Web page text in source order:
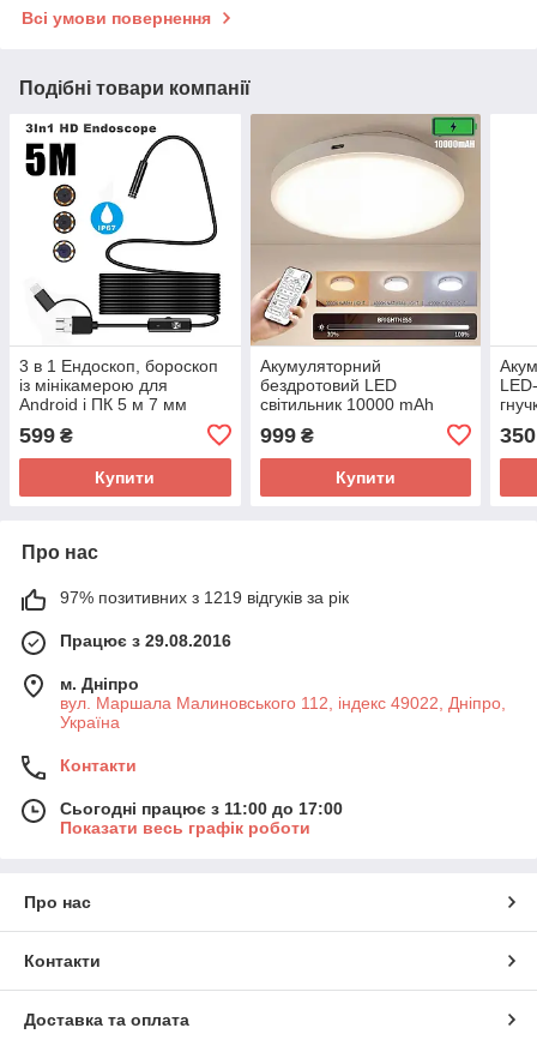
Всі умови повернення
Подібні товари компанії
3 в 1 Ендоскоп, бороскоп
із мінікамерою для
Android і ПК 5 м 7 мм
599 ₴
Купити
Акумуляторний
бездротовий LED
світильник 10000 mAh
(датчик руху, пульт ДК, 11
год світіння, 3 режими
світла)
999₴
Купити
350
Про нас
97% позитивних з 1219 відгуків за рік
Працює з 29.08.2016
м. Дніпро
вул. Маршала Малиновського 112, індекс 49022, Дніпро,
Україна
Контакти
Сьогодні працює з 11:00 до 17:00
Показати весь графік роботи
Про нас
Контакти
Доставка та оплата